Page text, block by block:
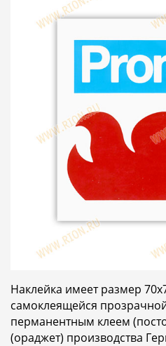
Наклейка имеет размер
самоклеящейся
перманентным клеем
(ораджет) производства